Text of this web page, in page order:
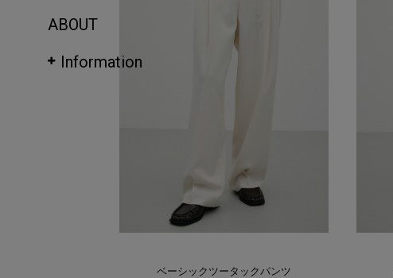
ABOUT
Information
ベーシックツータックパンツ